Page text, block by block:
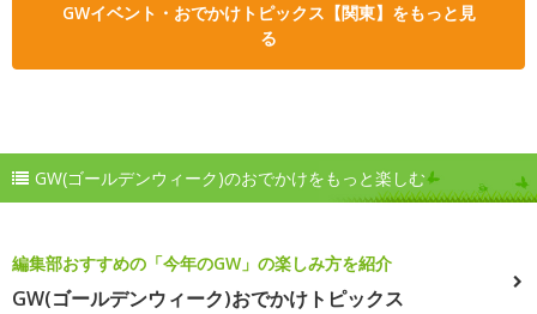
GWイベント・おでかけトピックス【関東】をもっと見
る
GW(ゴールデンウィーク)のおでかけをもっと楽しむ
編集部おすすめの「今年のGW」の楽しみ方を紹介
GW(ゴールデンウィーク)おでかけトピックス